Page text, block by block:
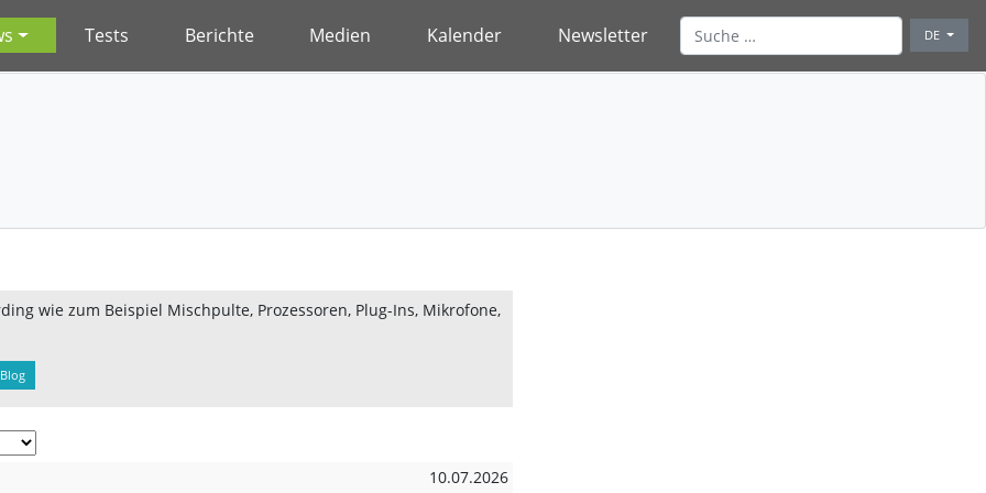
Tests Berichte Medien Kalender Newsletter DE
wie zum Beispiel Mischpulte, Prozessoren, Plug-Ins, Mikrofone,
Blog
10.07.2026